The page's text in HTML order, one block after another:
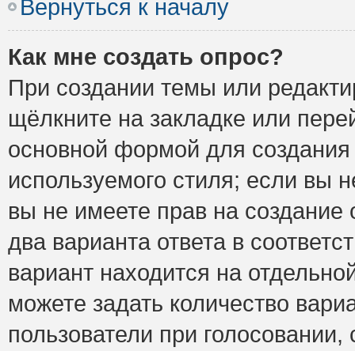
Вернуться к началу
Как мне создать опрос?
При создании темы или
щёлкните на закладке или
основной формой для
используемого стиля; если вы
вы не имеете прав на
два варианта ответа в
вариант находится на
можете задать количество
пользователи при